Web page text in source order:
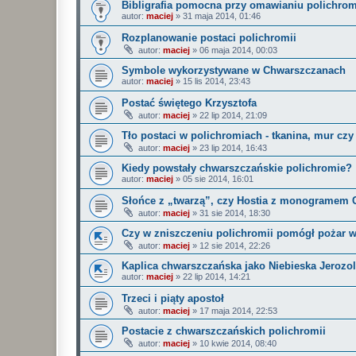
Bibligrafia pomocna przy omawianiu
autor: maciej » 31 maja 2014, 01:46
Rozplanowanie postaci polichromii
autor: maciej » 06 maja 2014, 00:03
Symbole wykorzystywane w Chwarszczanach
autor: maciej » 15 lis 2014, 23:43
Postać świętego Krzysztofa
autor: maciej » 22 lip 2014, 21:09
Tło postaci w polichromiach - tkanina, mur
autor: maciej » 23 lip 2014, 16:43
Kiedy powstały chwarszczańskie polichromie?
autor: maciej » 05 sie 2014, 16:01
Słońce z „twarzą”, czy Hostia z monogramem
autor: maciej » 31 sie 2014, 18:30
Czy w zniszczeniu polichromii pomógł pożar
autor: maciej » 12 sie 2014, 22:26
Kaplica chwarszczańska jako Niebieska
autor: maciej » 22 lip 2014, 14:21
Trzeci i piąty apostoł
autor: maciej » 17 maja 2014, 22:53
Postacie z chwarszczańskich polichromii
autor: maciej » 10 kwie 2014, 08:40